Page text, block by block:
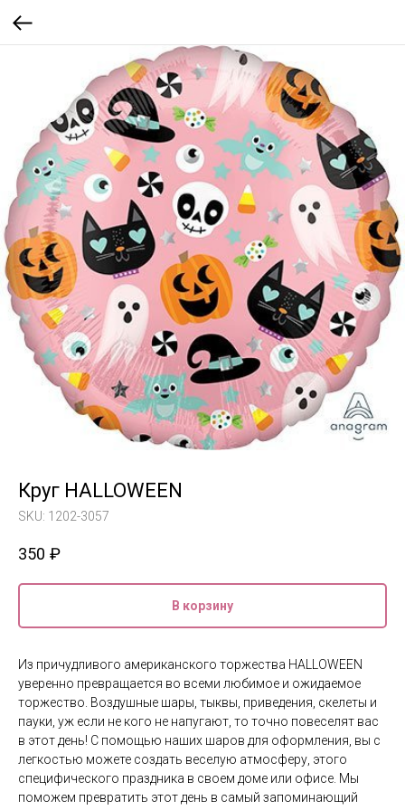
Круг HALLOWEEN
SKU: 1202-3057
350 ₽
В корзину
Из причудливого американского торжества HALLOWEEN
уверенно превращается во всеми любимое и ожидаемое
торжество. Воздушные шары, тыквы, приведения, скелеты и
пауки, уж если не кого не напугают, то точно повеселят вас
в этот день! С помощью наших шаров для оформления, вы с
легкостью можете создать веселую атмосферу, этого
специфического праздника в своем доме или офисе. Мы
поможем превратить этот день в самый запоминающий